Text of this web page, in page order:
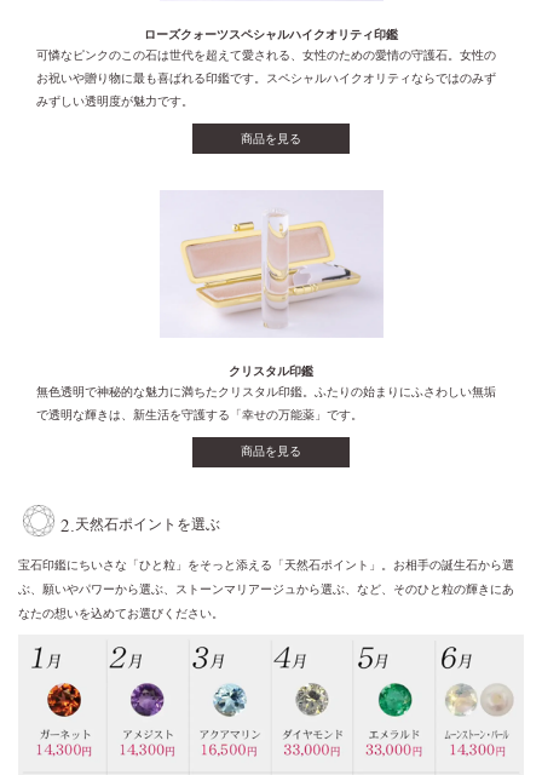
ローズクォーツスペシャルハイクオリティ印鑑
可憐なピンクのこの石は世代を超えて愛される、女性のための愛情の守護石。女性の
お祝いや贈り物に最も喜ばれる印鑑です。スペシャルハイクオリティならではのみず
みずしい透明度が魅力です。
商品を見る
クリスタル印鑑
無色透明で神秘的な魅力に満ちたクリスタル印鑑。ふたりの始まりにふさわしい無垢
で透明な輝きは、新生活を守護する「幸せの万能薬」です。
商品を見る
2. 天然石ポイントを選ぶ
宝石印鑑にちいさな「ひと粒」をそっと添える「天然石ポイント」。お相手の誕生石から選
ぶ、願いやパワーから選ぶ、ストーンマリアージュから選ぶ、など、そのひと粒の輝きにあ
なたの想いを込めてお選びください。